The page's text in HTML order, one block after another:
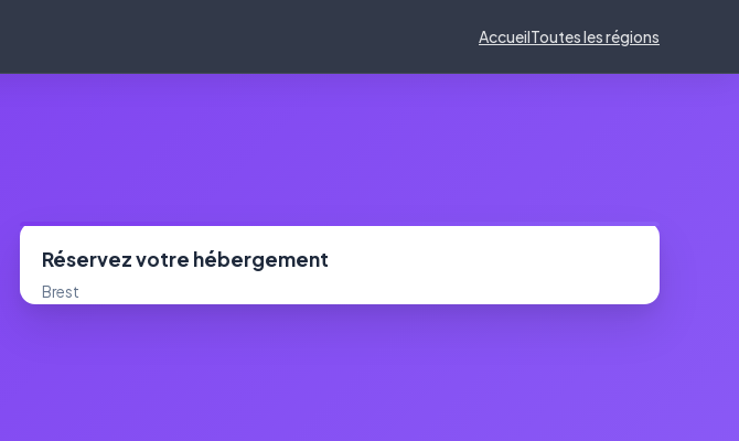
AccueilToutes les régions
Réservez votre hébergement
Brest